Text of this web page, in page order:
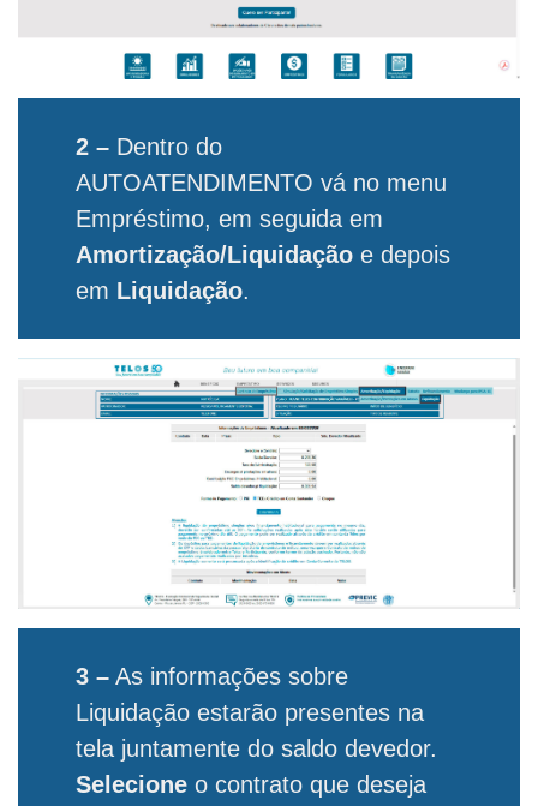
2 – Dentro do
AUTOATENDIMENTO vá no menu
Empréstimo, em seguida em
Amortização/Liquidaçãoe depois
em Liquidação.
3 –As informações sobre
Liquidação estarão presentes na
tela juntamente do saldo devedor.
Selecioneo contrato que deseja